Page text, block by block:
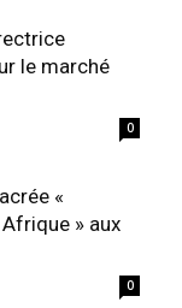
le marché
0
«
» aux
0